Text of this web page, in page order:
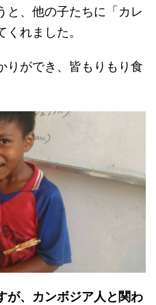
と、他の子たちに「カレ
れました。
りができ、皆もりもり食
が、カンボジア人と関わ